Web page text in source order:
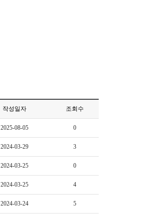
작성일자 조회수
2025-08-05 0
2024-03-29 3
2024-03-25 0
2024-03-25 4
2024-03-24 5